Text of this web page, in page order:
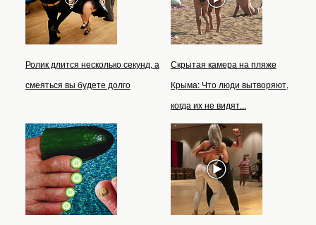
Ролик длится несколько секунд, а
смеяться вы будете долго
Скрытая камера на пляже
Крыма: Что люди вытворяют,
когда их не видят...